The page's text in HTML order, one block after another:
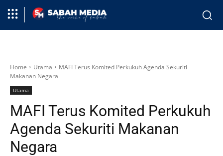
Home Utama
MAFI Terus Komited Perkukuh Agenda Sekuriti
Makanan Negara
Utama
MAFI Terus Komited Perkukuh
Agenda Sekuriti Makanan
Negara